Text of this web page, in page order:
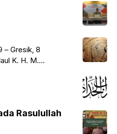
– Gresik, 8
K. H. M.
Rasulullah